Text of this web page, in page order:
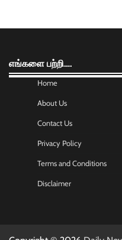
எங்களை பற்றி….
Home
About Us
Contact Us
Privacy Policy
Terms and Conditions
Disclaimer